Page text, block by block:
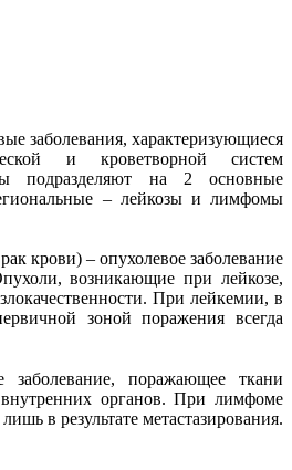
заболевания, характеризующиеся
и кроветворной систем
подразделяют на 2 основные
– лейкозы и лимфомы
крови) – опухолевое заболевание
возникающие при лейкозе,
При лейкемии, в
зоной поражения всегда
заболевание, поражающее ткани
органов. При лимфоме
в результате метастазирования.